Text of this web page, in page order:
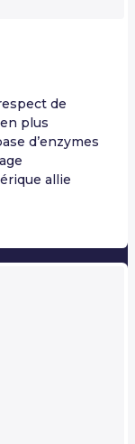
de
plus
d’enzymes
allie